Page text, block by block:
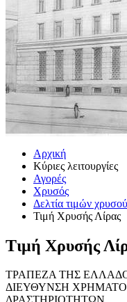
Αρχική
Κύριες λειτουργίες
Αγορές
Χρυσός
Δελτία τιμών χρυσού
Τιμή Χρυσής Λίρας
Τιμή Χρυσής
ΤΡΑΠΕΖΑ ΤΗΣ
ΔΙΕΥΘΥΝΣΗ